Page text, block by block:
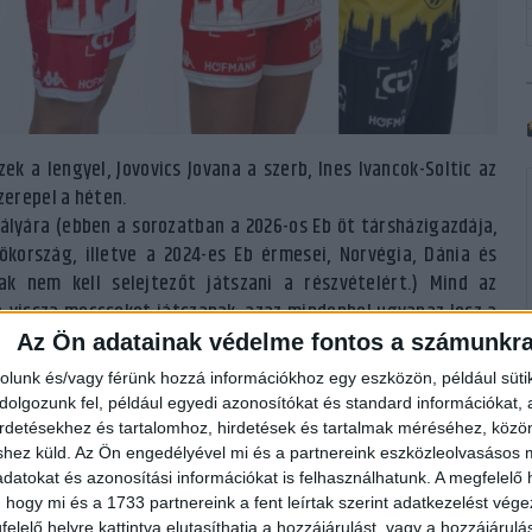
Az Ön adatainak védelme fontos a
és/vagy férünk hozzá információkhoz egy eszközön, például
fel, például egyedi azonosítókat és standard információkat,
és tartalomhoz, hirdetések és tartalmak méréséhez,
küld. Az Ön engedélyével mi és a partnereink eszközleolvasásos
és azonosítási információkat is felhasználhatunk. A megfelelő
hogy mi és a 1733 partnereink a fent leírtak szerint adatkezelést
helyre kattintva elutasíthatja a hozzájárulást, vagy a
a lengyel, Jovovics Jovana a szerb, Ines Ivancok-Soltic az
a héten.
(ebben a sorozatban a 2026-os Eb öt társházigazdája,
illetve a 2024-es Eb érmesei, Norvégia, Dánia és
nem kell selejtezőt játszani a részvételért.) Mind az
meccseket játszanak, azaz mindenhol ugyanaz lesz a
válogatott az ugyancsak szászszázalékos Dániával
Az A-csoportban egy-egy győzelemmel és
világbajnok Norvégiával játszik oda-vissza meccset, Ada
álló francia válogatott csütörtökön Bjelovarban játszik a